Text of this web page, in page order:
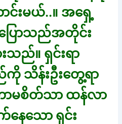
င်းမယ်..။ အရှေ့
ပြောသည်အတိုင်း
သည်။ ရှင်းရာ
သိန်းဦးတွေ့ရာ
မစိတ်သာ ထန်လာ
နေသော ရှင်း